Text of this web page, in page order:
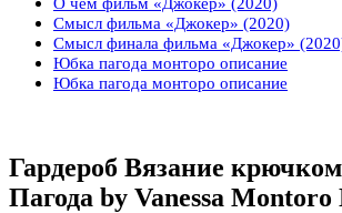
Смысл фильма «Джокер» (2020)
Смысл финала фильма «Джокер»
Юбка пагода монторо описание
Юбка пагода монторо описание
Гардероб Вязание
Пагода by Vanessa